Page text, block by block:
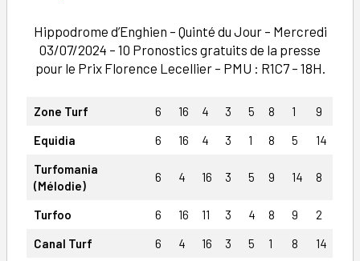
Hippodrome d’Enghien – Quinté du Jour – Mercredi
03/07/2024 – 10 Pronostics gratuits de la presse
pour le Prix Florence Lecellier – PMU : R1C7 – 18H.
Zone Turf 6 16 4 3 5 8 1
9
Equidia
6 16 4 3 1 8 5
14
Turfomania
(Mélodie)
6 4 16 3 5 9 14 8
Turfoo 6 16 11 3 4 8 9
2
Canal Turf
6 4 16 3 5 1 8
14